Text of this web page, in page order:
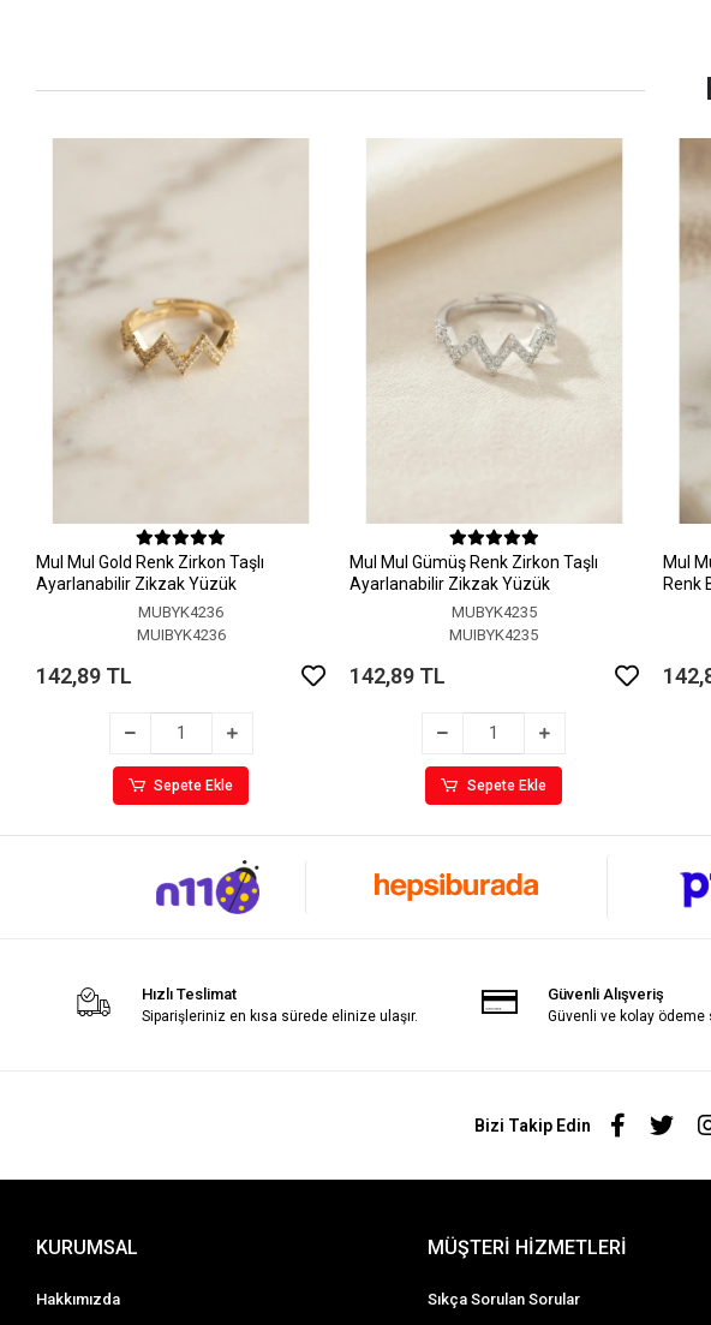
MuI MuI Gold Renk Zirkon Taşlı
Ayarlanabilir Zikzak Yüzük
MUBYK4236
MUIBYK4236
142,89 TL
Sepete Ekle
MuI MuI Gümüş Renk Zirkon Taşlı
Ayarlanabilir Zikzak Yüzük
MUBYK4235
MUIBYK4235
142,89 TL
Sepete Ekle
MuI
Renk
Hızlı Teslimat
Siparişleriniz en kısa sürede elinize ulaşır.
Güvenli Alışveriş
Güvenli ve kolay ödeme
Bizi Takip Edin
KURUMSAL
Hakkımızda
MÜŞTERİ HİZMETLERİ
Sıkça Sorulan Sorular